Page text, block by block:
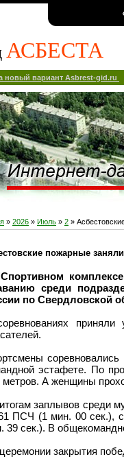
АСБЕСТА
новый вариант Asbrest-gid.ru
» 2026 » Июль » 2 »
пожарные
среди
по Свердловской
эстафете. По
метров. А женщины
заплывов среди
ПСЧ (1 мин. 00 сек.),
39 сек.). В
закрытия